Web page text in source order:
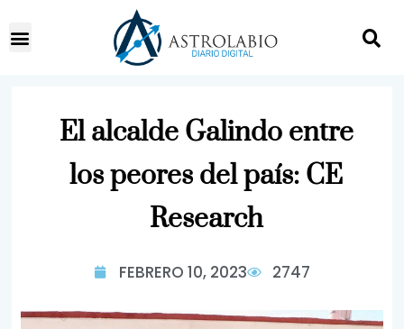
El alcalde Galindo entre
los peores del país: CE
Research
FEBRERO 10, 2023 2747